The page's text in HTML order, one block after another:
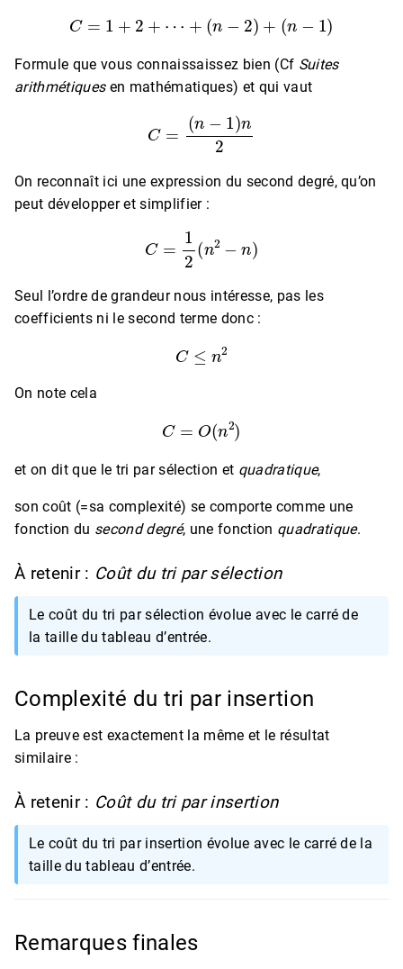
C = 1+ 2 + n− +(n − 1)
Formule que vous connaissaissez bien (Cf Suites
arithmétiquesen mathématiques) et qui vaut
n− n 2
On reconnaît ici une expression du second degré, qu’on
peut développer et simplifier :
12
Seul l’ordre de grandeur nous intéresse, pas les
coefficients ni le second terme donc :
C ≤n 2
On note cela
C O(n2 )
et on dit que le tri par sélection et quadratique,
son coût (=sa complexité) se comporte comme une
fonction du second degré, une fonction quadratique.
À retenir : Coût du tri par sélection
Le coût du tri par sélection évolue avec le carré de
la taille du tableau d’entrée.
Complexité du tri par insertion
La preuve est exactement la même et le résultat
similaire :
À retenir : Coût du tri par insertion
Le coût du tri par insertion évolue avec le carré de la
taille du tableau d’entrée.
Remarques finales